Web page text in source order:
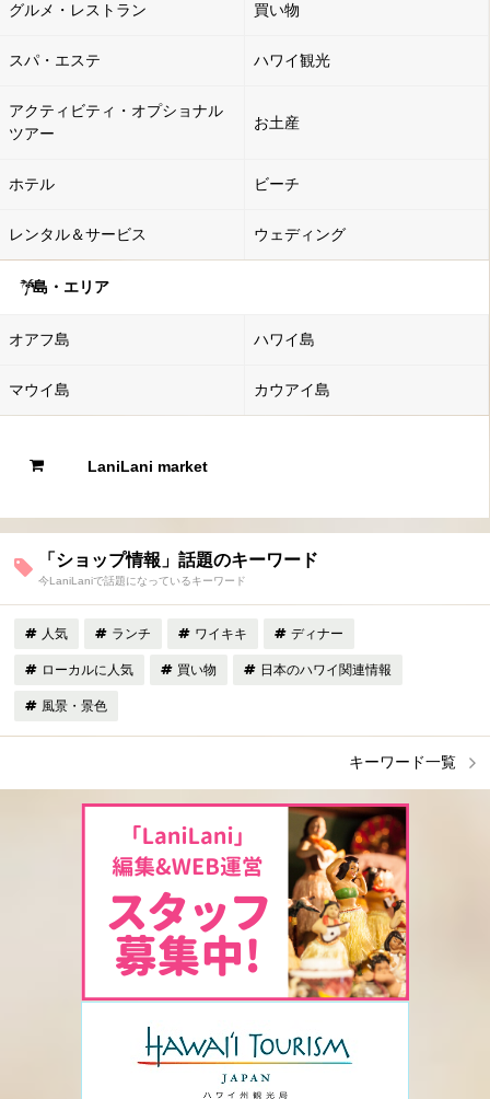
グルメ・レストラン 買い物
スパ・エステ ハワイ観光
アクティビティ・オプショナル
ツアー
お土産
ホテル ビーチ
レンタル＆サービス ウェディング
島・エリア
オアフ島 ハワイ島
マウイ島 カウアイ島
LaniLani market
「ショップ情報」話題のキーワード
今LaniLaniで話題になっているキーワード
人気 ランチ ワイキキ ディナー
ローカルに人気 買い物 日本のハワイ関連情報
風景・景色
キーワード一覧